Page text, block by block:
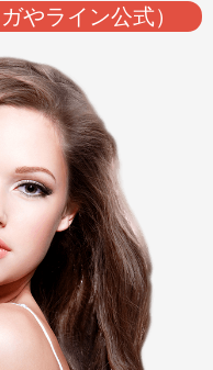
やライン公式）